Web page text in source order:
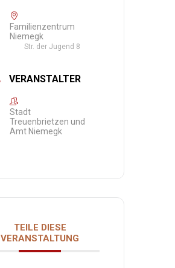
Familienzentrum
Niemegk
Str. der Jugend 8
VERANSTALTER
Stadt
Treuenbrietzen und
Amt Niemegk
TEILE DIESE
VERANSTALTUNG